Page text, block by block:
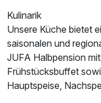
Ausstattung
Für 6 Tage
Kulinarik
Unsere Küche bietet
saisonalen und
JUFA Halbpension
Frühstücksbuffet
Hauptspeise,